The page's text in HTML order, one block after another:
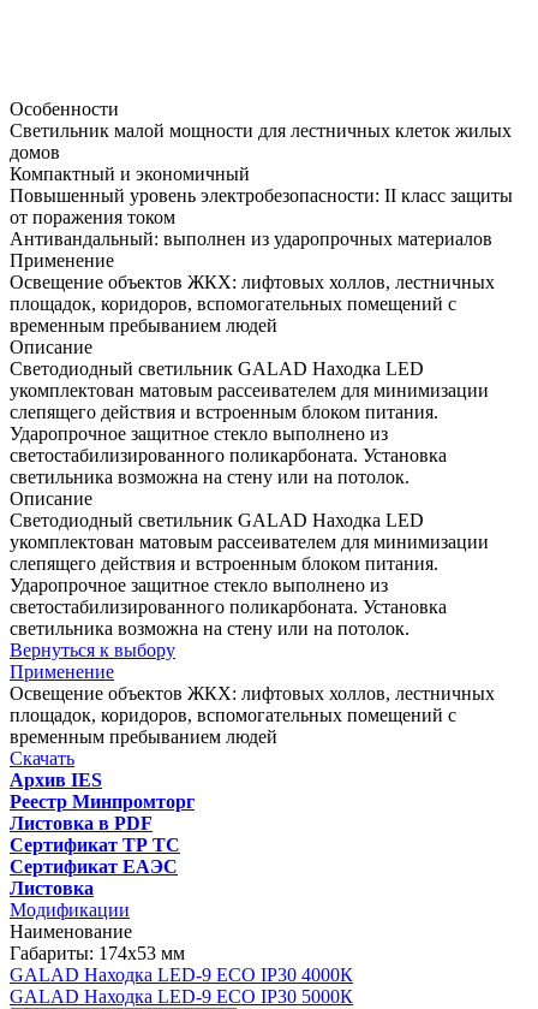
Особенности
Светильник малой мощности для лестничных клеток жилых
домов
Компактный и экономичный
Повышенный уровень электробезопасности: II класс защиты
от поражения током
Антивандальный: выполнен из ударопрочных материалов
Применение
Освещение объектов ЖКХ: лифтовых холлов, лестничных
площадок, коридоров, вспомогательных помещений с
временным пребыванием людей
Описание
Светодиодный светильник GALAD Находка LED
укомплектован матовым рассеивателем для минимизации
слепящего действия и встроенным блоком питания.
Ударопрочное защитное стекло выполнено из
светостабилизированного поликарбоната. Установка
светильника возможна на стену или на потолок.
Описание
Светодиодный светильник GALAD Находка LED
укомплектован матовым рассеивателем для минимизации
слепящего действия и встроенным блоком питания.
Ударопрочное защитное стекло выполнено из
светостабилизированного поликарбоната. Установка
светильника возможна на стену или на потолок.
Вернуться к выбору
Применение
Освещение объектов ЖКХ: лифтовых холлов, лестничных
площадок, коридоров, вспомогательных помещений с
временным пребыванием людей
Скачать
Архив IES
Реестр Минпромторг
Листовка в PDF
Сертификат ТР ТС
Сертификат ЕАЭС
Листовка
Модификации
Наименование
Габариты: 174x53 мм
GALAD Находка LED-9 ECO IP30 4000К
GALAD Находка LED-9 ECO IP30 5000К